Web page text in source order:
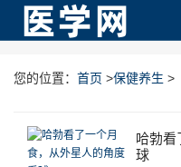
您的位置： 首页 >保健养生 >
哈勃看
球